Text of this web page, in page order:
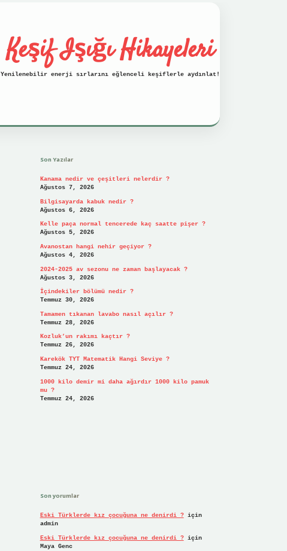
Keşif Işığı Hikayeleri
Yenilenebilir enerji sırlarını eğlenceli keşiflerle aydınlat!
Son Yazılar
Kanama nedir ve çeşitleri nelerdir ?
Ağustos 7, 2026
Bilgisayarda kabuk nedir ?
Ağustos 6, 2026
Kelle paça normal tencerede kaç saatte pişer ?
Ağustos 5, 2026
Avanostan hangi nehir geçiyor ?
Ağustos 4, 2026
2024-2025 av sezonu ne zaman başlayacak ?
Ağustos 3, 2026
İçindekiler bölümü nedir ?
Temmuz 30, 2026
Tamamen tıkanan lavabo nasıl açılır ?
Temmuz 28, 2026
Kozluk’un rakımı kaçtır ?
Temmuz 26, 2026
Karekök TYT Matematik Hangi Seviye ?
Temmuz 24, 2026
1000 kilo demir mi daha ağırdır 1000 kilo pamuk
mu ?
Temmuz 24, 2026
Son yorumlar
Eski Türklerde kız çocuğuna ne denirdi ?için
admin
Eski Türklerde kız çocuğuna ne denirdi ?için
Maya Genc